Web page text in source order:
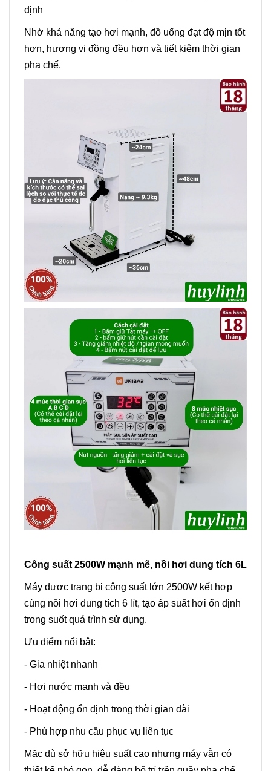
định
Nhờ khả năng tạo hơi mạnh, đồ uống đạt độ mịn tốt
hơn, hương vị đồng đều hơn và tiết kiệm thời gian
pha chế.
Công suất 2500W mạnh mẽ, nồi hơi dung tích 6L
Máy được trang bị công suất lớn 2500W kết hợp
cùng nồi hơi dung tích 6 lít, tạo áp suất hơi ổn định
trong suốt quá trình sử dụng.
Ưu điểm nổi bật:
- Gia nhiệt nhanh
- Hơi nước mạnh và đều
- Hoạt động ổn định trong thời gian dài
- Phù hợp nhu cầu phục vụ liên tục
Mặc dù sở hữu hiệu suất cao nhưng máy vẫn có